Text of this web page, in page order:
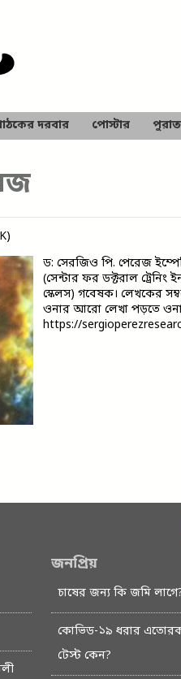
দরবার পোস্টার
ড: সেরজিও পি. পেরেজ
(সেন্টার ফর ডক্টরাল ট্রেনিং
স্কেলস) গবেষক। লেখকের
ওনার আরো লেখা পড়তে
https://
জনপ্রিয়
চাষের জন্য কি জমি
কোভিড-১৯ ধরার
টেস্ট কেন?